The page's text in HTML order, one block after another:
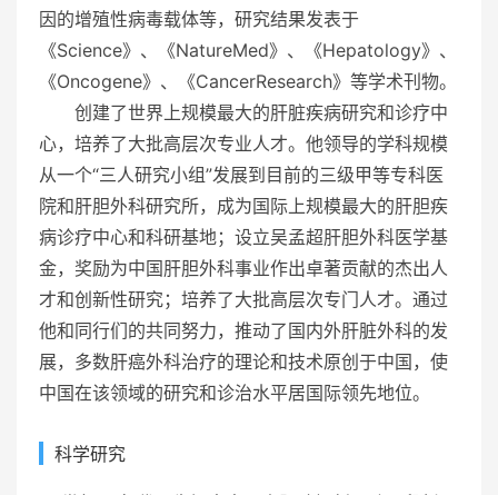
因的增殖性病毒载体等，研究结果发表于
《Science》、《NatureMed》、《Hepatology》、
《Oncogene》、《CancerResearch》等学术刊物。
创建了世界上规模最大的肝脏疾病研究和诊疗中
心，培养了大批高层次专业人才。他领导的学科规模
从一个“三人研究小组”发展到目前的三级甲等专科医
院和肝胆外科研究所，成为国际上规模最大的肝胆疾
病诊疗中心和科研基地；设立吴孟超肝胆外科医学基
金，奖励为中国肝胆外科事业作出卓著贡献的杰出人
才和创新性研究；培养了大批高层次专门人才。通过
他和同行们的共同努力，推动了国内外肝脏外科的发
展，多数肝癌外科治疗的理论和技术原创于中国，使
中国在该领域的研究和诊治水平居国际领先地位。
科学研究